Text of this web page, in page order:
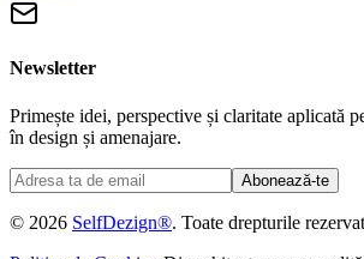
Newsletter
Primește idei, perspective și claritate aplicată
în design și amenajare.
Abonează-te
© 2026 SelfDezign®. Toate drepturile